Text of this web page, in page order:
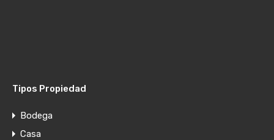
Tipos Propiedad
Bodega
Casa